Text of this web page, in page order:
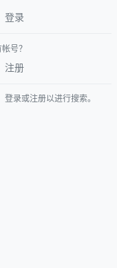
登录
号？
注册
登录或注册以进行搜索。